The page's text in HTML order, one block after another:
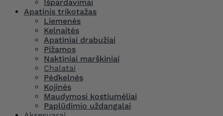
Išpardavimai
Apatinis trikotažas
Liemenės
Kelnaitės
Apatiniai drabužiai
Pižamos
Naktiniai marškiniai
Chalatai
Pėdkelnės
Kojinės
Maudymosi kostiumėliai
Paplūdimio uždangalai